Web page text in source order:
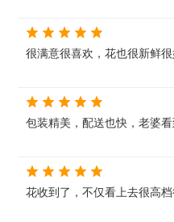
很满意很喜欢，花也很新鲜
包装精美，配送也快，老婆看
花收到了，不仅看上去很高档